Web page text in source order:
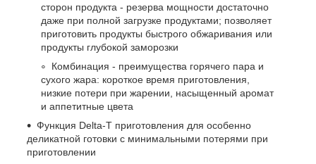
сторон продукта - резерва мощности достаточно
даже при полной загрузке продуктами; позволяет
приготовить продукты быстрого обжаривания или
продукты глубокой заморозки
Комбинация - преимущества горячего пара и
сухого жара: короткое время приготовления,
низкие потери при жарении, насыщенный аромат
и аппетитные цвета
Функция Delta-T приготовления для особенно
деликатной готовки с минимальными потерями при
приготовлении